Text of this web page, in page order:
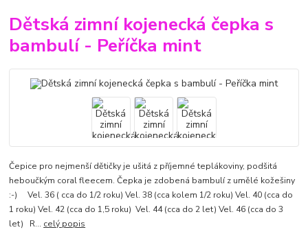
Dětská zimní kojenecká čepka s
bambulí - Peříčka mint
Čepice pro nejmenší dětičky je ušitá z příjemné teplákoviny, podšitá
heboučkým coral fleecem. Čepka je zdobená bambulí z umělé kožešiny
:-) Vel. 36 ( cca do 1/2 roku) Vel. 38 (cca kolem 1/2 roku) Vel. 40 (cca do
1 roku) Vel. 42 (cca do 1,5 roku) Vel. 44 (cca do 2 let) Vel. 46 (cca do 3
let) R... celý popis